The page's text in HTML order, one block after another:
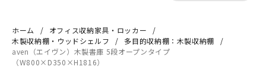
ホーム
オフィス収納家具・ロッカー
木製収納棚・ウッドシェルフ
多目的収納棚：木製収納棚
aven（エイヴン）木製書庫 5段オープンタイプ
（W800×D350×H1816）